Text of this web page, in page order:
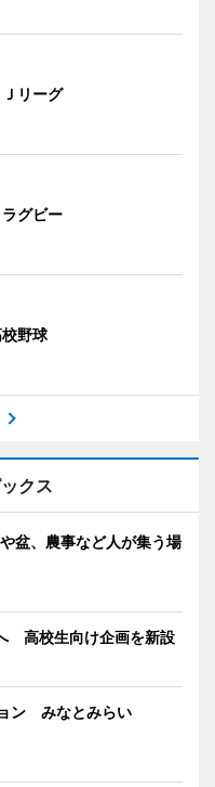
リーグ
グビー
野球
クス
盆、農事など人が集う場
高校生向け企画を新設
ン みなとみらい